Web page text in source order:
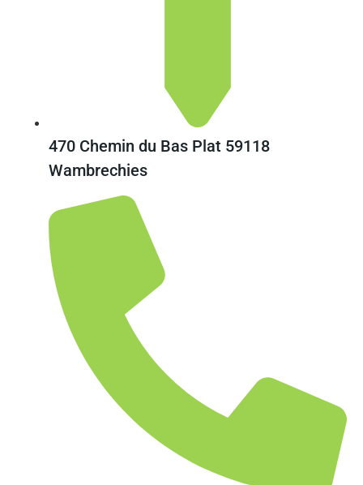
470 Chemin du Bas Plat 59118
Wambrechies